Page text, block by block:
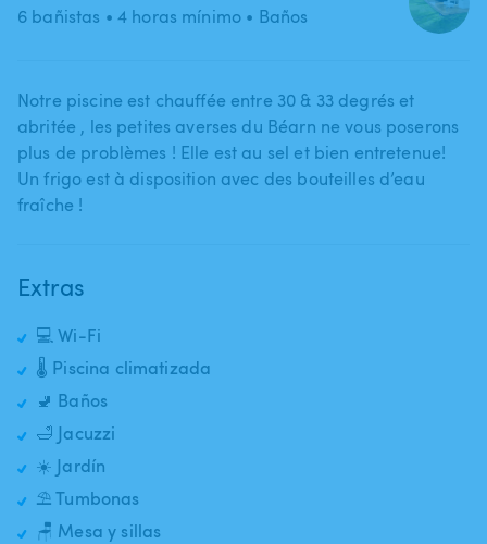
6 bañistas • 4 horas mínimo • Baños
Notre piscine est chauffée entre 30 & 33 degrés et
abritée ​,​ les petites averses du Béarn ne vous poserons
plus de problèmes ! Elle est au sel et bien entretenue!
Un frigo est à disposition avec des bouteilles d’eau
fraîche !
Extras
💻 Wi-Fi
🌡️ Piscina climatizada
🚽 Baños
🛁 Jacuzzi
☀️ Jardín
⛱️ Tumbonas
🪑 Mesa y sillas